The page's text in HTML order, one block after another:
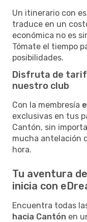
Un itinerario con
traduce en un
económica no es
Tómate el tiempo
posibilidades.
Disfruta de
nuestro club
Con la membresía
exclusivas en tus
Cantón, sin
mucha antelación
hora.
Tu aventura
inicia con
Encuentra todas
hacia Cantón en